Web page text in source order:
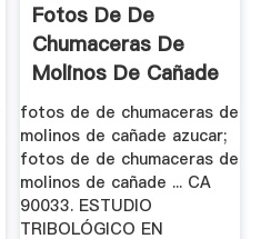
Fotos De De
Chumaceras De
Molinos De Cañade
.
fotos de de chumaceras de
molinos de cañade azucar;
fotos de de chumaceras de
molinos de cañade ... CA
90033. ESTUDIO
TRIBOLÓGICO EN